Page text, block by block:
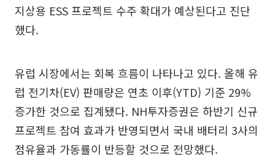
지상용 ESS 프로젝트 수주 확대가 예상된다고 진단
했다.
유럽 시장에서는 회복 흐름이 나타나고 있다. 올해 유
럽 전기차(EV) 판매량은 연초 이후(YTD) 기준 29%
증가한 것으로 집계됐다. NH투자증권은 하반기 신규
프로젝트 참여 효과가 반영되면서 국내 배터리 3사의
점유율과 가동률이 반등할 것으로 전망했다.